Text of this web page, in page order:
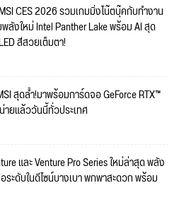
CES 2026 รวมเกมมิ่งโน๊ตบุ๊คกับทำงาน
ลังใหม่ Intel Panther Lake พร้อม AI สุด
สีสวยเต็มตา!
สุดล้ำ!มาพร้อมการ์ดจอ GeForce RTX™
ยแล้ววันนี้ทั่วประเทศ
และ Venture Pro Series ใหม่ล่าสุด พลัง
ะดับในดีไซน์บางเบา พกพาสะดวก พร้อม